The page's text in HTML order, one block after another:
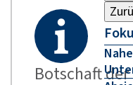
Botschaft